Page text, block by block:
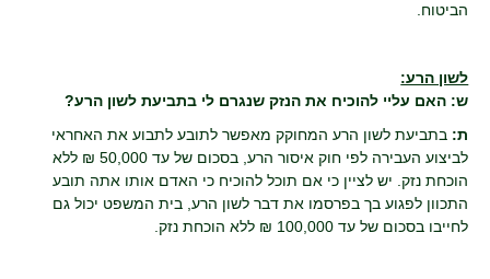
הביטוח.
לשון הרע:
ש: האם עליי להוכיח את הנזק שנגרם לי בתביעת לשון הרע?
ת: בתביעת לשון הרע המחוקק מאפשר לתובע לתבוע את האחראי
לביצוע העבירה לפי חוק איסור הרע, בסכום של עד 50,000 ₪ ללא
הוכחת נזק. יש לציין כי אם תוכל להוכיח כי האדם אותו אתה תובע
התכוון לפגוע בך בפרסמו את דבר לשון הרע, בית המשפט יכול גם
לחייבו בסכום של עד 100,000 ₪ ללא הוכחת נזק.